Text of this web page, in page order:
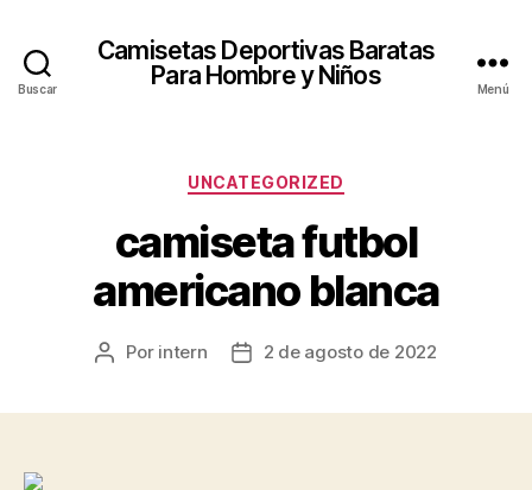
Buscar
Camisetas Deportivas Baratas
Para Hombre y Niños
Menú
Categorías
UNCATEGORIZED
camiseta futbol
americano blanca
Autor
Por intern
Fecha2 de agosto de 2022